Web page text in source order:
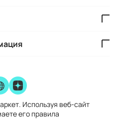
Используя веб-сайт
его правила